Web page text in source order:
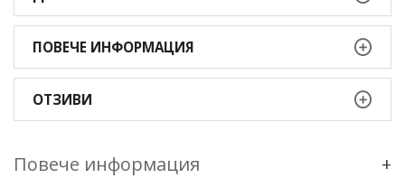
ПОВЕЧЕ ИНФОРМАЦИЯ
ОТЗИВИ
Повече информация +